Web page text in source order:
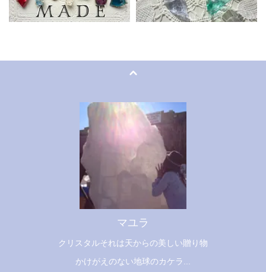
マユラ
クリスタルそれは天からの美しい贈り物
かけがえのない地球のカケラ...